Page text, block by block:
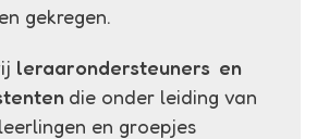
gekregen.
leraarondersteuners en
die onder leiding van
en groepjes